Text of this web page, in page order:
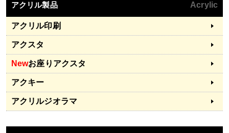
アクリル製品 Acrylic
アクリル印刷
アクスタ
Newお座りアクスタ
アクキー
アクリルジオラマ